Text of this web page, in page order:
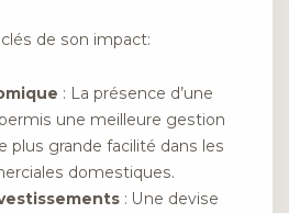
de son impact:
: La présence d’une
une meilleure gestion
plus grande facilité dans les
domestiques.
: Une devise